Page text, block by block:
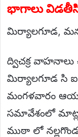
భాగాలు విడతీసి
మిర్యాలగూడ,
ద్విచక్ర వాహనాలు
మిర్యాలగూడ సి
మంగళవారం
సమావేశంలో
ముఠా లో